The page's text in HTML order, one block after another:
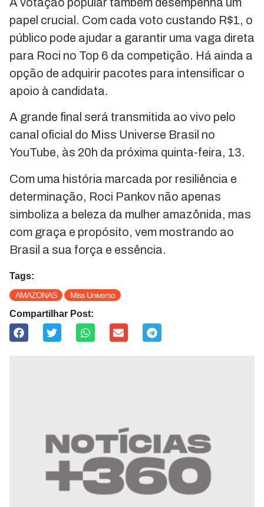
papel crucial. Com cada voto custando R$1, o
público pode ajudar a garantir uma vaga direta
para Roci no Top 6 da competição. Há ainda a
opção de adquirir pacotes para intensificar o
apoio à candidata.
A grande final será transmitida ao vivo pelo
canal oficial do Miss Universe Brasil no
YouTube, às 20h da próxima quinta-feira, 13.
Com uma história marcada por resiliência e
determinação, Roci Pankov não apenas
simboliza a beleza da mulher amazônida, mas
com graça e propósito, vem mostrando ao
Brasil a sua força e essência.
Tags:
AMAZONAS Miss Universo
Compartilhar Post: